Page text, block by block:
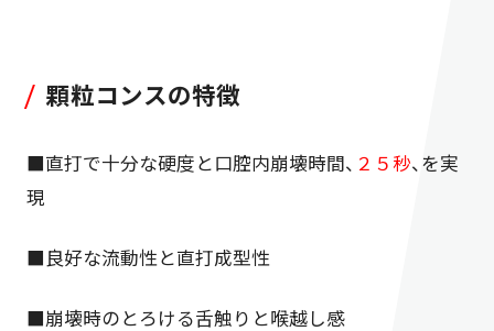
顆粒コンスの特徴
■直打で十分な硬度と口腔内崩壊時間、 ２５秒、を実
現
■良好な流動性と直打成型性
■崩壊時のとろける舌触りと喉越し感